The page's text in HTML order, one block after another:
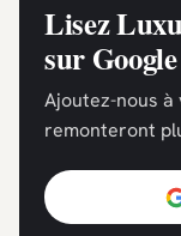
Lisez
sur Google
Ajoutez-nous
remonteront